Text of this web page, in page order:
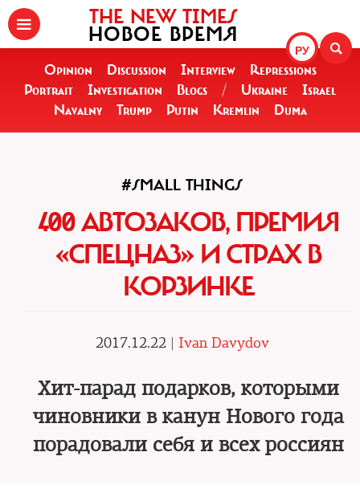
РУ
THE NEW TIMES
НОВОЕ ВРЕМЯ
Opinion Discussion Interview
Repressions
Portrait
Investigation Blogs / Ukraine
Israel
Navalny
Trump Putin Kremlin Duma
#SMALL THINGS
400 АВТОЗАКОВ, ПРЕМИЯ
«СПЕЦНАЗ» И СТРАХ В
КОРЗИНКЕ
2017.12.22 | Ivan Davydov
Хит-парад подарков, которыми
чиновники в канун Нового года
порадовали себя и всех россиян